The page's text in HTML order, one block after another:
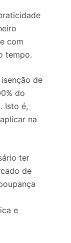
com
tempo.
de
do
Isto é,
na
ter
de
e